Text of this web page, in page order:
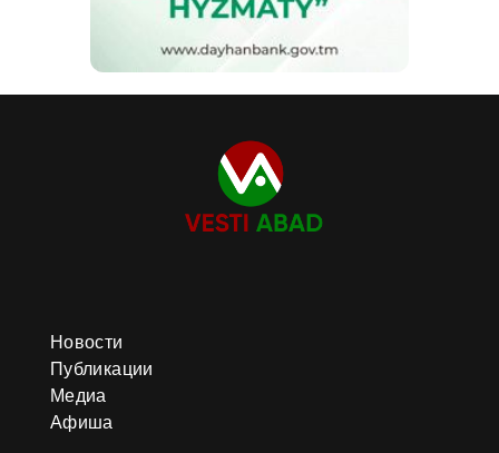
Новости
Публикации
Медиа
Афиша